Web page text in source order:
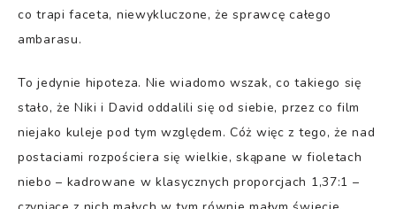
co trapi faceta, niewykluczone, że sprawcę całego
ambarasu.
To jedynie hipoteza. Nie wiadomo wszak, co takiego się
stało, że Niki i David oddalili się od siebie, przez co film
niejako kuleje pod tym względem. Cóż więc z tego, że nad
postaciami rozpościera się wielkie, skąpane w fioletach
niebo – kadrowane w klasycznych proporcjach 1,37:1 –